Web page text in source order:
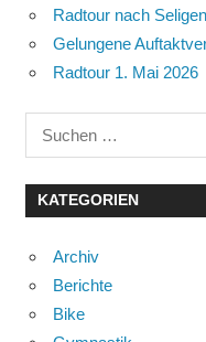
Radtour nach
Gelungene
Radtour 1. Mai 2026
Suchen
nach:
KATEGORIEN
Archiv
Berichte
Bike